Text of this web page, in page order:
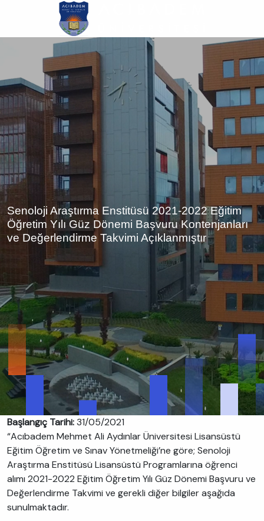
atla
Senoloji Araştırma Enstitüsü 2021-2022 Eğitim
Öğretim Yılı Güz Dönemi Başvuru Kontenjanları
ve Değerlendirme Takvimi Açıklanmıştır
Başlangıç Tarihi:31/05/2021
“Acıbadem Mehmet Ali Aydınlar Üniversitesi Lisansüstü
Eğitim Öğretim ve Sınav Yönetmeliği’ne göre; Senoloji
Araştırma Enstitüsü Lisansüstü Programlarına öğrenci
alımı 2021-2022 Eğitim Öğretim Yılı Güz Dönemi Başvuru ve
Değerlendirme Takvimi ve gerekli diğer bilgiler aşağıda
sunulmaktadır.